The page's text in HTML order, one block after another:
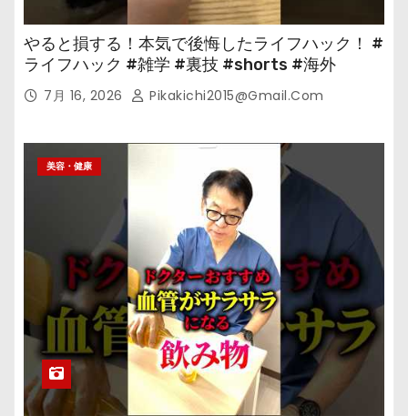
やると損する！本気で後悔したライフハック！ #
ライフハック #雑学 #裏技 #shorts #海外
7月 16, 2026 Pikakichi2015@gmail.com
美容・健康